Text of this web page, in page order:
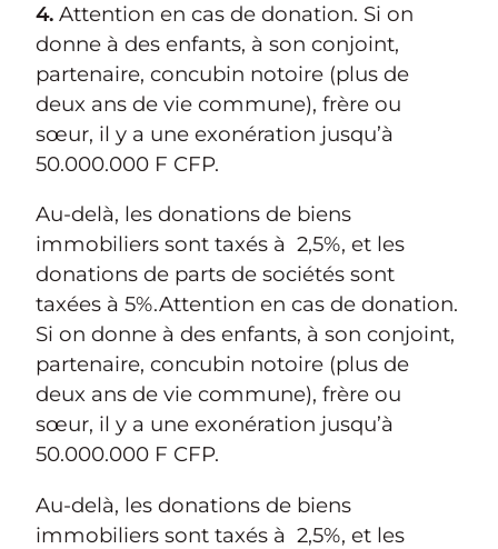
4. Attention en cas de donation. Si on
donne à des enfants, à son conjoint,
partenaire, concubin notoire (plus de
deux ans de vie commune), frère ou
sœur, il y a une exonération jusqu’à
50.000.000 F CFP.
Au-delà, les donations de biens
immobiliers sont taxés à 2,5%, et les
donations de parts de sociétés sont
taxées à 5%.Attention en cas de donation.
Si on donne à des enfants, à son conjoint,
partenaire, concubin notoire (plus de
deux ans de vie commune), frère ou
sœur, il y a une exonération jusqu’à
50.000.000 F CFP.
Au-delà, les donations de biens
immobiliers sont taxés à 2,5%, et les